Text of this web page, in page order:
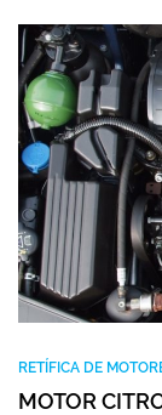
RETÍFICA DE
MOTOR